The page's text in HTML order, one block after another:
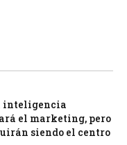
inteligencia
el marketing, pero
siendo el centro